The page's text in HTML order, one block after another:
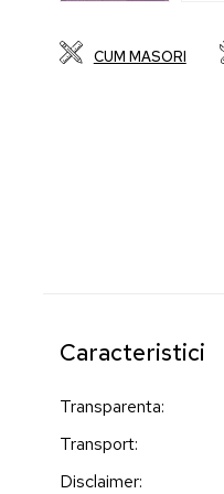
CUM MASORI
Caracteristici
Transparenta:
Transport:
Disclaimer: